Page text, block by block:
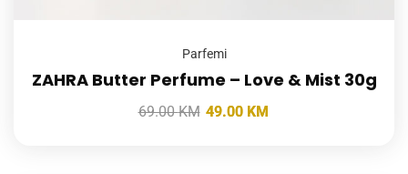
Parfemi
ZAHRA Butter Perfume – Love & Mist 30g
69.00KM 49.00 KM